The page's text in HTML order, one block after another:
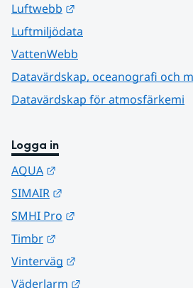
Luftwebb
Luftmiljödata
VattenWebb
Datavärdskap, oceanografi och
Datavärdskap för atmosfärkemi
Logga in
AQUA
SIMAIR
SMHI Pro
Timbr
Vinterväg
Väderlarm